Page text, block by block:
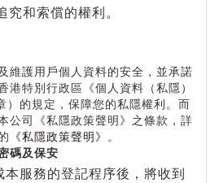
和索償的權利。
維護用戶個人資料的安全，並承諾
港特別行政區《個人資料（私隱）
）的規定，保障您的私隱權利。而
公司《私隱政策聲明》之條款，詳
《私隱政策聲明》 。
碼及保安
服務的登記程序後，將收到